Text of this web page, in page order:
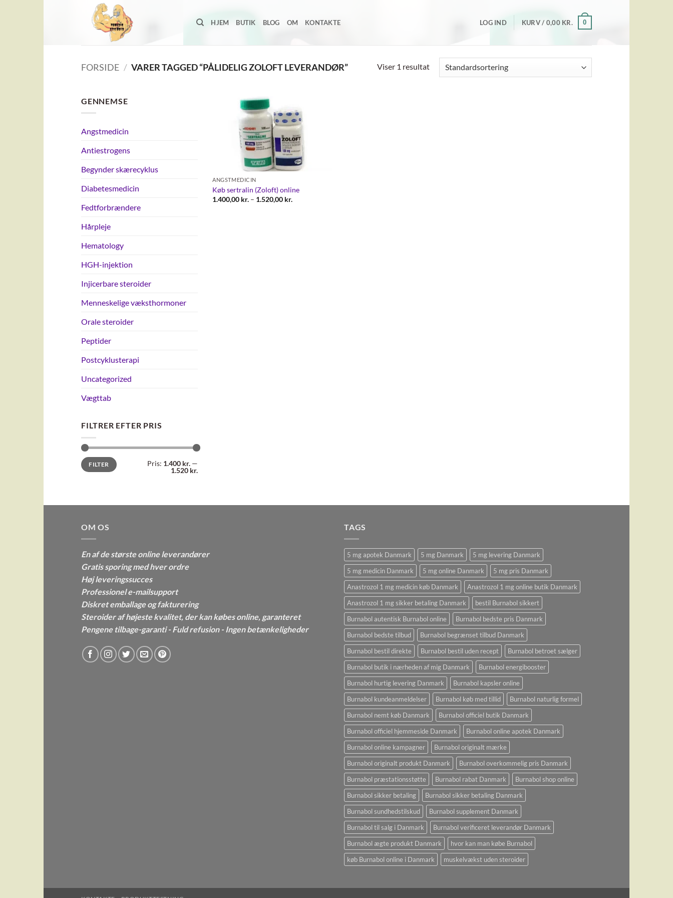
HJEM BUTIK BLOG OM KONTAKTE LOG IND KURV / 0,00 KR. 0
FORSIDE / VARER TAGGED “PÅLIDELIG ZOLOFT LEVERANDØR” Viser 1 resultat
GENNEMSE
Angstmedicin
Antiestrogens
Begynder skærecyklus
Diabetesmedicin
Fedtforbrændere
Hårpleje
Hematology
HGH-injektion
Injicerbare steroider
Menneskelige væksthormoner
Orale steroider
Peptider
Postcyklusterapi
Uncategorized
Vægttab
FILTRER EFTER PRIS
Mindste
pris
Højeste
prisFILTER Pris: 1.400 kr.—
1.520 kr.
ANGSTMEDICIN
Køb sertralin (Zoloft) online
1.400,00 kr. – 1.520,00 kr.
OM OS
En af de største online leverandører
Gratis sporing med hver ordre
Høj leveringssucces
Professionel e-mailsupport
Diskret emballage og fakturering
Steroider af højeste kvalitet, der kan købes online, garanteret
Pengene tilbage-garanti - Fuld refusion - Ingen betænkeligheder
TAGS
5 mg apotek Danmark 5 mg Danmark
5 mg levering Danmark
5 mg medicin Danmark
5 mg online Danmark
5 mg pris Danmark
Anastrozol 1 mg medicin køb Danmark
Anastrozol 1 mg online butik Danmark
Anastrozol 1 mg sikker betaling Danmark
bestil Burnabol sikkert
Burnabol autentisk Burnabol online
Burnabol bedste pris Danmark
Burnabol bedste tilbud
Burnabol begrænset tilbud Danmark
Burnabol bestil direkte
Burnabol bestil uden recept
Burnabol betroet sælger
Burnabol butik i nærheden af ​​mig Danmark
Burnabol energibooster
Burnabol hurtig levering Danmark
Burnabol kapsler online
Burnabol kundeanmeldelser
Burnabol køb med tillid
Burnabol naturlig formel
Burnabol nemt køb Danmark
Burnabol officiel butik Danmark
Burnabol officiel hjemmeside Danmark
Burnabol online apotek Danmark
Burnabol online kampagner
Burnabol originalt mærke
Burnabol originalt produkt Danmark
Burnabol overkommelig pris Danmark
Burnabol præstationsstøtte
Burnabol rabat Danmark
Burnabol shop online
Burnabol sikker betaling
Burnabol sikker betaling Danmark
Burnabol sundhedstilskud
Burnabol supplement Danmark
Burnabol til salg i Danmark
Burnabol verificeret leverandør Danmark
Burnabol ægte produkt Danmark
hvor kan man købe Burnabol
køb Burnabol online i Danmark
muskelvækst uden steroider